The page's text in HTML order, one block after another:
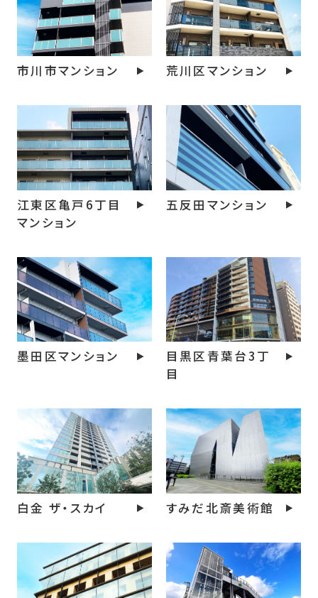
市川市マンション 荒川区マンション
江東区亀戸6丁目
マンション
五反田マンション
墨田区マンション
目黒区青葉台3丁
目
白金 ザ・スカイ すみだ北斎美術館